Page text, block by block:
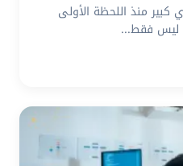
منذ اللحظة الأولى
ليس فقط...